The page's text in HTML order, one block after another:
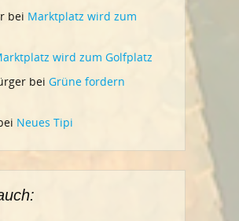
bei Marktplatz wird zum
wird zum Golfplatz
bei Grüne fordern
Neues Tipi